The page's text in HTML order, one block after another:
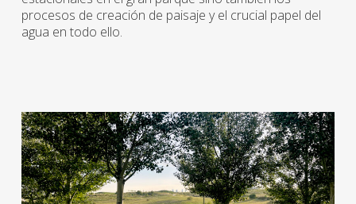
procesos de creación de paisaje y el crucial papel del
agua en todo ello.